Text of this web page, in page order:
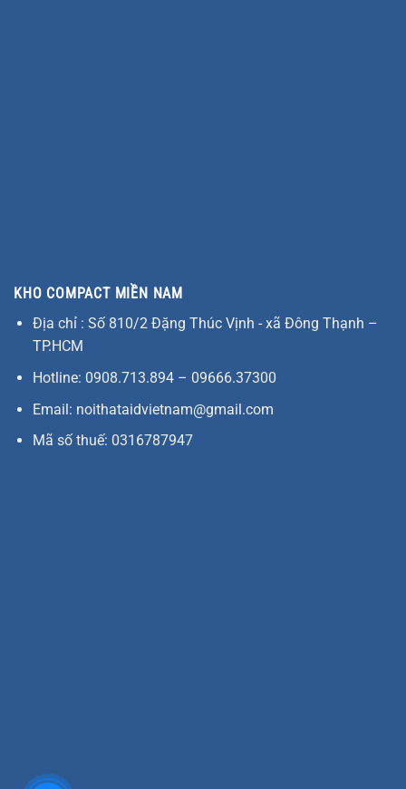
KHO COMPACT MIỀN NAM
Địa chỉ : Số 810/2 Đặng Thúc Vịnh - xã Đông Thạnh –
TP.HCM
Hotline: 0908.713.894 – 09666.37300
Email: noithataidvietnam@gmail.com
Mã số thuế: 0316787947